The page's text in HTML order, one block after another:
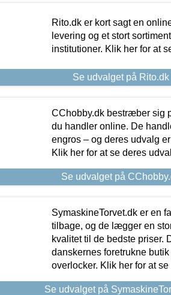
Rito.dk er kort sagt en
levering og et stort
institutioner. Klik her for at
Se udvalget på Rito.dk
CChobby.dk bestræber sig
du handler online. De
engros – og deres udvalg
Klik her for at se deres
Se udvalget på
SymaskineTorvet.dk er en
tilbage, og de lægger en
kvalitet til de bedste
danskernes foretrukne
overlocker. Klik her for at
Se udvalget på